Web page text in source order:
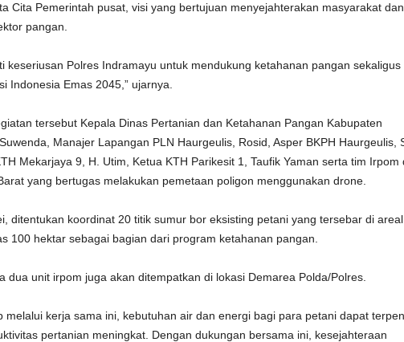
Cita Pemerintah pusat, visi yang bertujuan menyejahterakan masyarakat dan
pangan.
keseriusan Polres Indramayu untuk mendukung ketahanan pangan sekaligus
Indonesia Emas 2045,” ujarnya.
tersebut Kepala Dinas Pertanian dan Ketahanan Pangan Kabupaten
Manajer Lapangan PLN Haurgeulis, Rosid, Asper BKPH Haurgeulis,
Mekarjaya 9, H. Utim, Ketua KTH Parikesit 1, Taufik Yaman serta tim Irpom
yang bertugas melakukan pemetaan poligon menggunakan drone.
ditentukan koordinat 20 titik sumur bor eksisting petani yang tersebar di areal
100 hektar sebagai bagian dari program ketahanan pangan.
dua unit irpom juga akan ditempatkan di lokasi Demarea Polda/Polres.
melalui kerja sama ini, kebutuhan air dan energi bagi para petani dapat
pertanian meningkat. Dengan dukungan bersama ini, kesejahteraan